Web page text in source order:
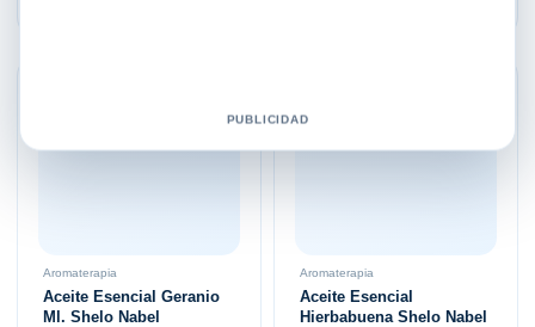
Aromaterapia
Aceite Esencial Geranio
Ml. Shelo Nabel
Aromaterapia
Aceite Esencial
Hierbabuena Shelo Nabel
PUBLICIDAD